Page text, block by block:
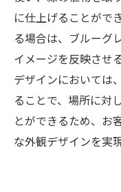
に仕上げることがで
る場合は、ブルーグ
イメージを反映させ
デザインにおいては
ることで、場所に対
とができるため、お
な外観デザインを実